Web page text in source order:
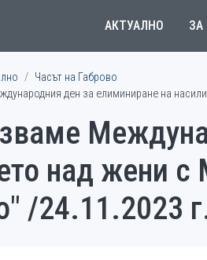
АКТУАЛНО
Часът на Габрово
ден за елиминиране на
над жени
/24.11.2023